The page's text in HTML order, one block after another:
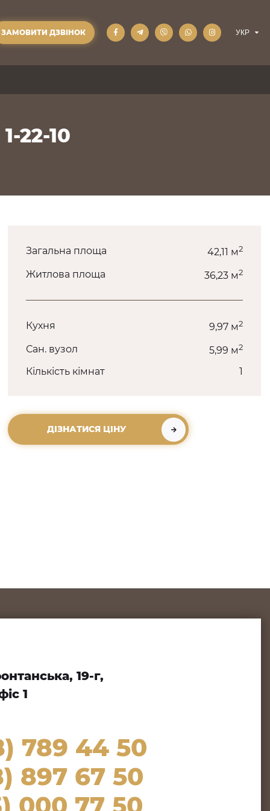
ЗАМОВИТИ ДЗВІНОК
22-10
Загальна площа 42,11 м2
Житлова площа 36,23 м2
Кухня 9,97 м2
Сан. вузол 5,99 м2
Кількість кімнат 1
ДІЗНАТИСЯ ЦІНУ
19-г,
1
789 44 50
897 67 50
000 77 50